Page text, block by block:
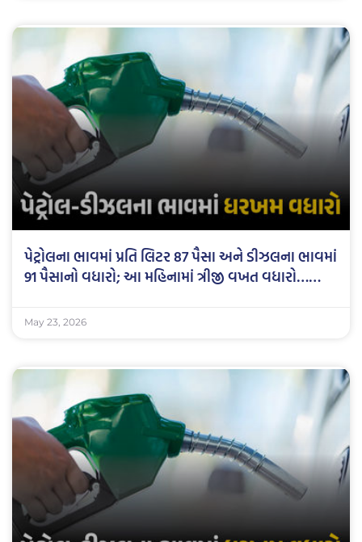
પેટ્રોલના ભાવમાં પ્રતિ લિટર 87 પૈસા અને ડીઝલના ભાવમાં
91 પૈસાનો વધારો; આ મહિનામાં ત્રીજી વખત વધારો……
May 23, 2026